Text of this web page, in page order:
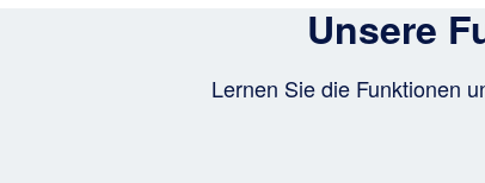
Unsere
Lernen Sie die Funktionen